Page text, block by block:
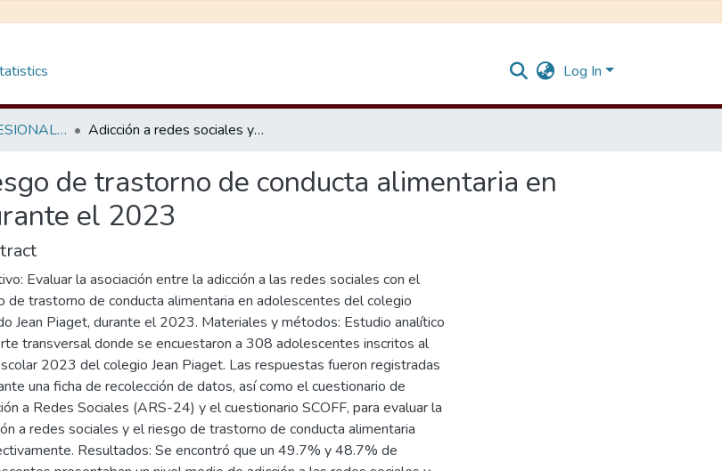
Log In
ESCUELA PROFESIONAL DE MEDICINA HUMANA Adicción a redes sociales y riesgo de trastorno de conducta alimentaria en adolescentes ayacuchanos durante el 2023
de trastorno de conducta alimentaria en
el 2023
Evaluar la asociación entre la adicción a las redes sociales con el
de trastorno de conducta alimentaria en adolescentes del colegio
Jean Piaget, durante el 2023. Materiales y métodos: Estudio analítico
transversal donde se encuestaron a 308 adolescentes inscritos al
2023 del colegio Jean Piaget. Las respuestas fueron registradas
una ficha de recolección de datos, así como el cuestionario de
a Redes Sociales (ARS-24) y el cuestionario SCOFF, para evaluar la
a redes sociales y el riesgo de trastorno de conducta alimentaria
Resultados: Se encontró que un 49.7% y 48.7% de